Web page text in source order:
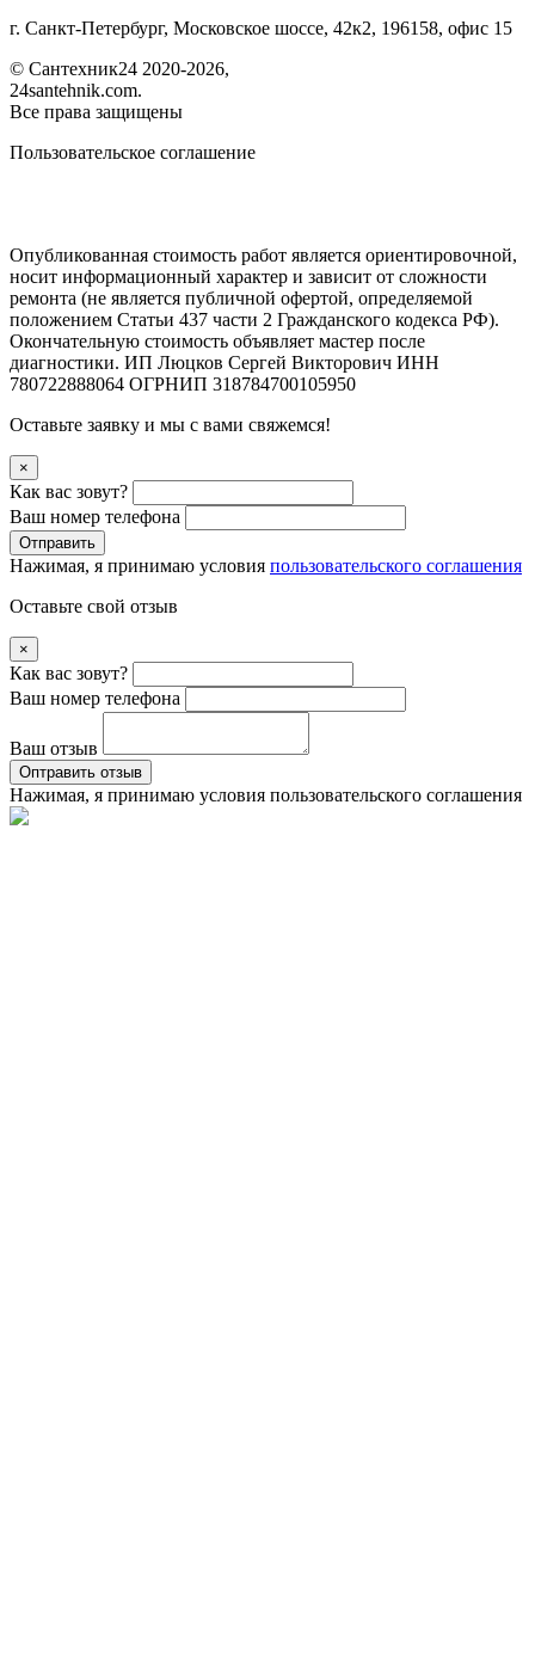
г. Санкт-Петербург, Московское шоссе, 42к2, 196158, офис 15
© Сантехник24 2020-2026,
24santehnik.com.
Все права защищены
Пользовательское соглашение
Опубликованная стоимость работ является ориентировочной,
носит информационный характер и зависит от сложности
ремонта (не является публичной офертой, определяемой
положением Статьи 437 части 2 Гражданского кодекса РФ).
Окончательную стоимость объявляет мастер после
диагностики. ИП Люцков Сергей Викторович ИНН
780722888064 ОГРНИП 318784700105950
Оставьте заявку и мы с вами свяжемся!
×
Как вас зовут?
Ваш номер телефона
Отправить
Нажимая, я принимаю условия пользовательского соглашения
Оставьте свой отзыв
×
Как вас зовут?
Ваш номер телефона
Ваш отзыв
Оптравить отзыв
Нажимая, я принимаю условия пользовательского соглашения